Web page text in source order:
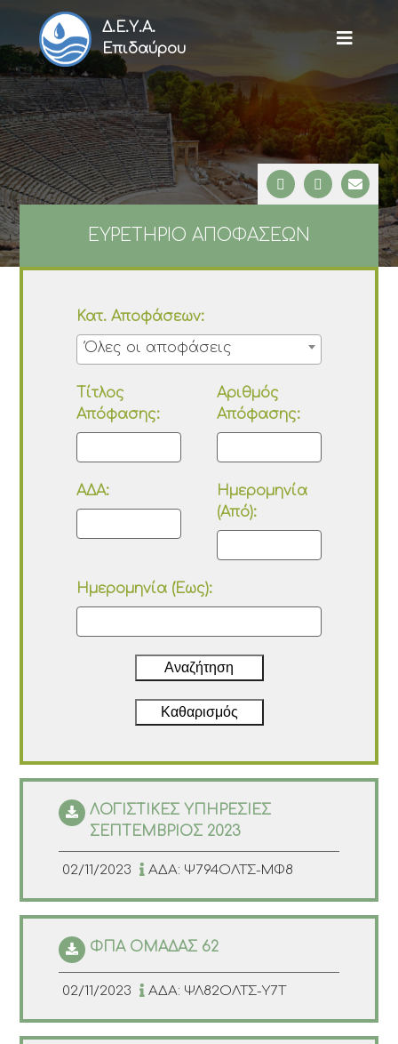
Δ.Ε.Υ.Α.
Επιδαύρου
ΕΥΡΕΤΗΡΙΟ ΑΠΟΦΑΣΕΩΝ
Κατ. Αποφάσεων:
Όλες οι αποφάσεις
Τίτλος
Απόφασης:
Αριθμός
Απόφασης:
ΑΔΑ:
Ημερομηνία
(Από):
Ημερομηνία (Έως):
Αναζήτηση
Καθαρισμός
ΛΟΓΙΣΤΙΚΕΣ ΥΠΗΡΕΣΙΕΣ
ΣΕΠΤΕΜΒΡΙΟΣ 2023
02/11/2023 ΑΔΑ: Ψ794ΟΛΤΣ-ΜΦ8
ΦΠΑ ΟΜΑΔΑΣ 62
02/11/2023 ΑΔΑ: ΨΛ82ΟΛΤΣ-Υ7Τ